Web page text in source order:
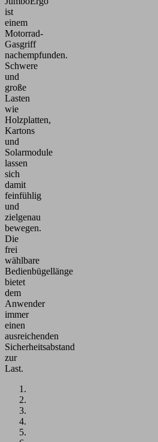
ist
einem
Motorrad-
Gasgriff
nachempfunden.
Schwere
und
große
Lasten
wie
Holzplatten,
Kartons
und
Solarmodule
lassen
sich
damit
feinfühlig
und
zielgenau
bewegen.
Die
frei
wählbare
Bedienbügellänge
bietet
dem
Anwender
immer
einen
ausreichenden
Sicherheitsabstand
zur
Last.